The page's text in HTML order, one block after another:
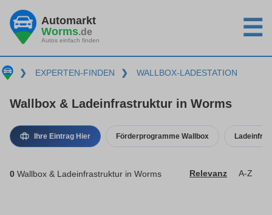
Automarkt
Worms.de
Autos einfach finden ☰
❯ EXPERTEN-FINDEN ❯ WALLBOX-LADESTATION
Wallbox & Ladeinfrastruktur in Worms
Ihre Eintrag Hier Förderprogramme Wallbox
0 Wallbox & Ladeinfrastruktur in Worms Relevanz A-Z